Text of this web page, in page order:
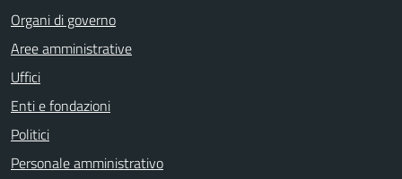
Organi di governo
Aree amministrative
Uffici
Enti e fondazioni
Politici
Personale amministrativo